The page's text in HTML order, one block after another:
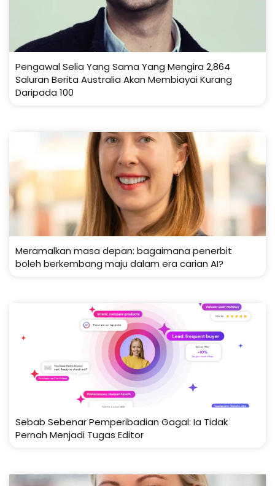
Pengawal Selia Yang Sama Yang Mengira 2,864
Saluran Berita Australia Akan Membiayai Kurang
Daripada 100
Meramalkan masa depan: bagaimana penerbit
boleh berkembang maju dalam era carian AI?
Sebab Sebenar Pemperibadian Gagal: Ia Tidak
Pernah Menjadi Tugas Editor